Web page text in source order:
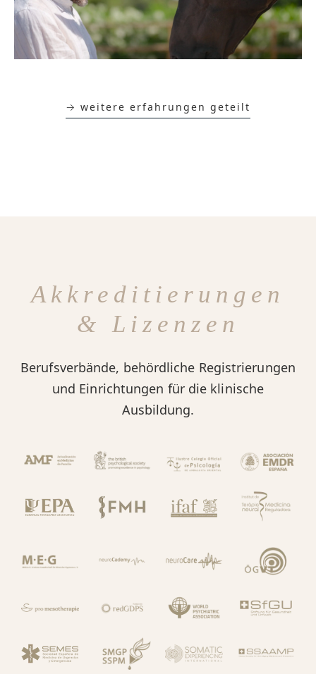
→ weitere erfahrungen geteilt
Akkreditierungen
& Lizenzen
Berufsverbände, behördliche Registrierungen
und Einrichtungen für die klinische
Ausbildung.